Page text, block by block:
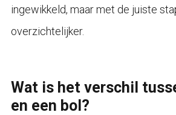
ingewikkeld, maar met de juiste
overzichtelijker.
Wat is het verschil
en een bol?